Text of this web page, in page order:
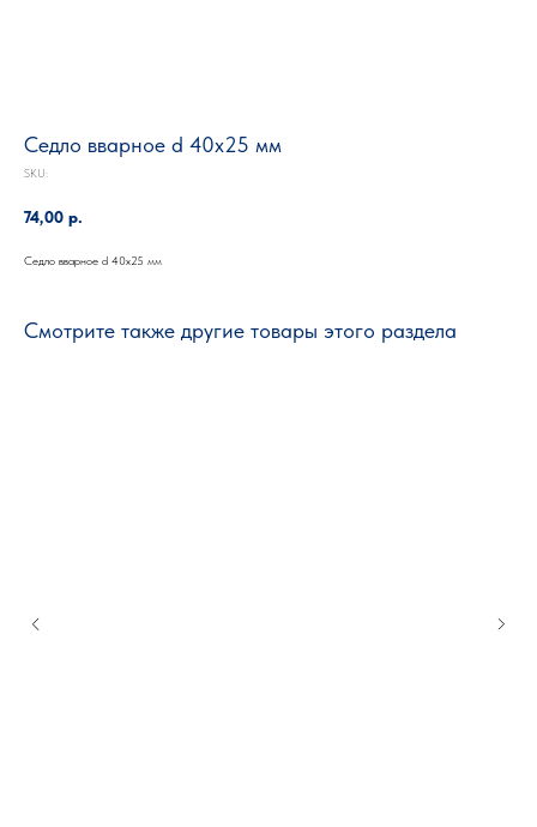
Седло вварное d 40х25 мм
SKU:
74,00 р.
Седло вварное d 40х25 мм
Смотрите также другие товары этого раздела